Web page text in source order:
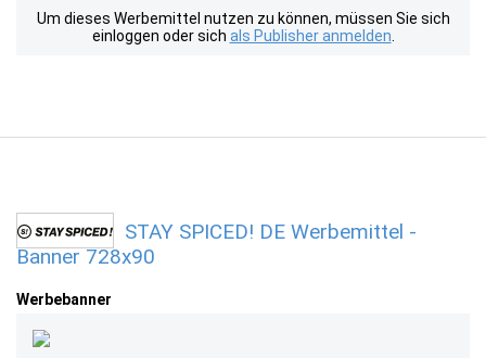
Um dieses Werbemittel nutzen zu können, müssen Sie sich
einloggen oder sich als Publisher anmelden
STAY SPICED! DE Werbemittel -
Banner 728x90
Werbebanner